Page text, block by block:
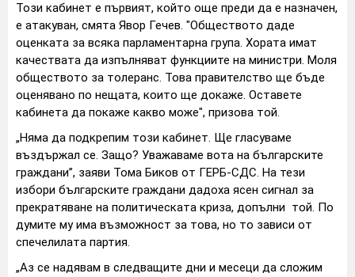
Този кабинет е първият, който още преди да е назначен,
е атакуван, смята Явор Гечев. "Обществото даде
оценката за всяка парламентарна група. Хората имат
качествата да изпълняват функциите на министри. Моля
обществото за толеранс. Това правителство ще бъде
оценявано по нещата, които ще докаже. Оставете
кабинета да покаже какво може", призова той.
„Няма да подкрепим този кабинет. Ще гласуваме
въздържал се. Защо? Уважаваме вота на българските
граждани”, заяви Тома Биков от ГЕРБ-СДС. На тези
избори българските граждани дадоха ясен сигнал за
прекратяване на политическата криза, допълни той. По
думите му има възможност за това, но то зависи от
спечелилата партия.
„Аз се надявам в следващите дни и месеци да сложим